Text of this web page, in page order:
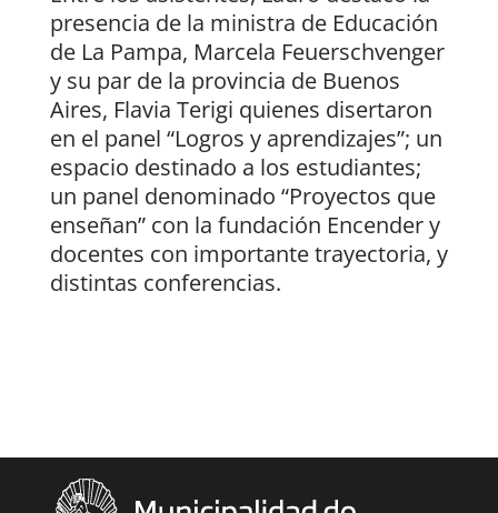
presencia de la ministra de Educación
de La Pampa, Marcela Feuerschvenger
y su par de la provincia de Buenos
Aires, Flavia Terigi quienes disertaron
en el panel “Logros y aprendizajes”; un
espacio destinado a los estudiantes;
un panel denominado “Proyectos que
enseñan” con la fundación Encender y
docentes con importante trayectoria, y
distintas conferencias.